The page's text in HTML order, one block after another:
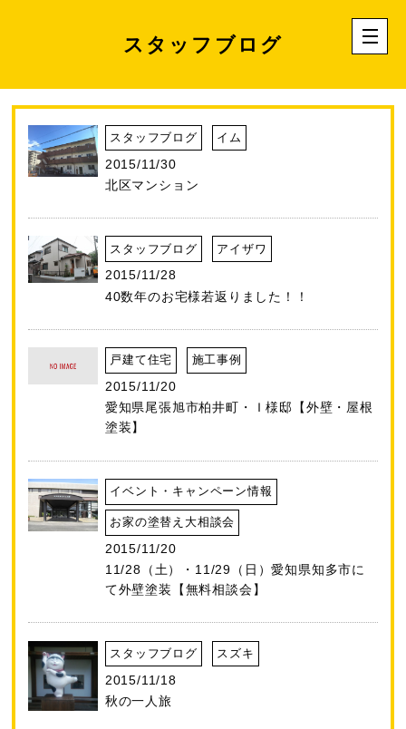
スタッフブログ
スタッフブログ イム
2015/11/30
北区マンション
スタッフブログ アイザワ
2015/11/28
40数年のお宅様若返りました！！
戸建て住宅 施工事例
2015/11/20
愛知県尾張旭市柏井町・Ｉ様邸【外壁・屋根
塗装】
イベント・キャンペーン情報
お家の塗替え大相談会
2015/11/20
11/28（土）・11/29（日）愛知県知多市に
て外壁塗装【無料相談会】
スタッフブログ スズキ
2015/11/18
秋の一人旅